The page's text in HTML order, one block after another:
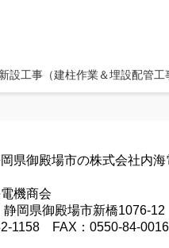
工事（建柱作業＆埋設配管工
県御殿場市の株式会社内
機商会
岡県御殿場市新橋1076-12
1158 FAX：0550-84-0016